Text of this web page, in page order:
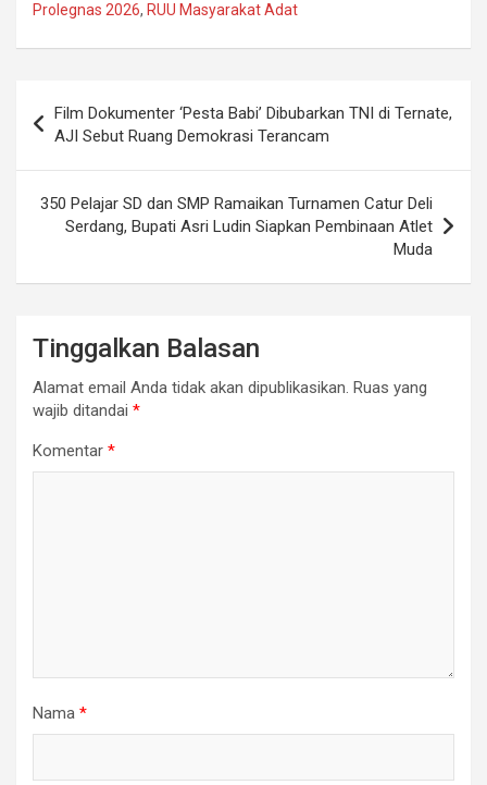
Prolegnas 2026, RUU Masyarakat Adat
pos
Film Dokumenter ‘Pesta Babi’ Dibubarkan TNI di Ternate,
AJI Sebut Ruang Demokrasi Terancam
350 Pelajar SD dan SMP Ramaikan Turnamen Catur Deli
Serdang, Bupati Asri Ludin Siapkan Pembinaan Atlet
Muda
Tinggalkan Balasan
Alamat email Anda tidak akan dipublikasikan. Ruas yang
wajib ditandai *
Komentar *
Nama *